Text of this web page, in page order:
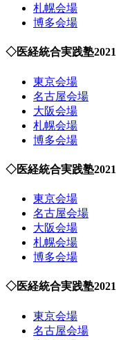
札幌会場
博多会場
◇医経統合実践塾
東京会場
名古屋会場
大阪会場
札幌会場
博多会場
◇医経統合実践塾
東京会場
名古屋会場
大阪会場
札幌会場
博多会場
◇医経統合実践塾
東京会場
名古屋会場